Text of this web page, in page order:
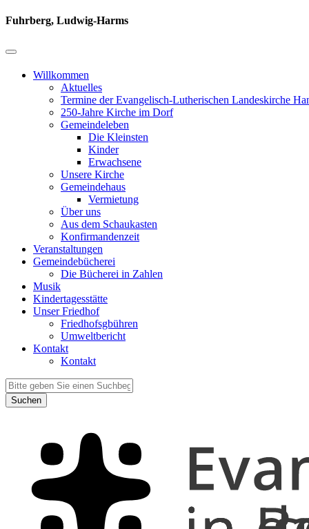
Fuhrberg, Ludwig-Harms
Willkommen
Aktuelles
Termine der Evangelisch-Lutherischen Landeskirche
250-Jahre Kirche im Dorf
Gemeindeleben
Die Kleinsten
Kinder
Erwachsene
Unsere Kirche
Gemeindehaus
Vermietung
Über uns
Aus dem Schaukasten
Konfirmandenzeit
Veranstaltungen
Gemeindebücherei
Die Bücherei in Zahlen
Musik
Kindertagesstätte
Unser Friedhof
Friedhofsgbühren
Umweltbericht
Kontakt
Kontakt
Suchen